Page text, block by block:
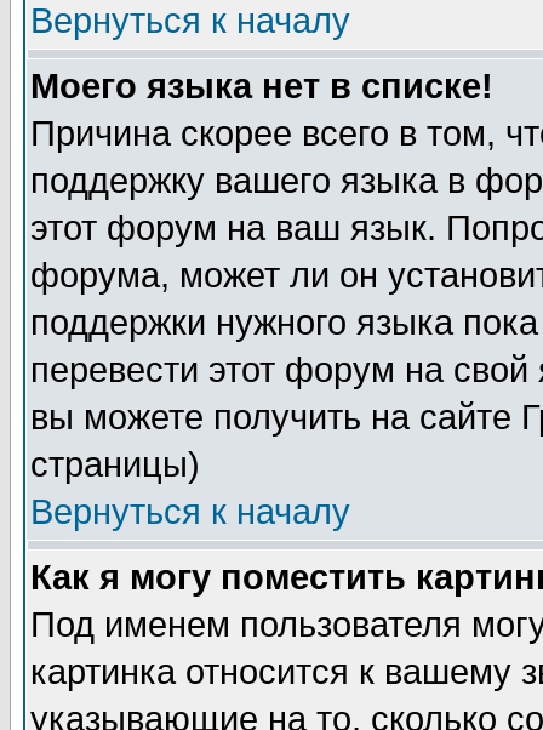
Вернуться к началу
Моего языка нет в списке!
Причина скорее всего в том,
поддержку вашего языка в
этот форум на ваш язык.
форума, может ли он
поддержки нужного языка
перевести этот форум на
вы можете получить на сайте
страницы)
Вернуться к началу
Как я могу поместить
Под именем пользователя
картинка относится к вашему
указывающие на то, сколько